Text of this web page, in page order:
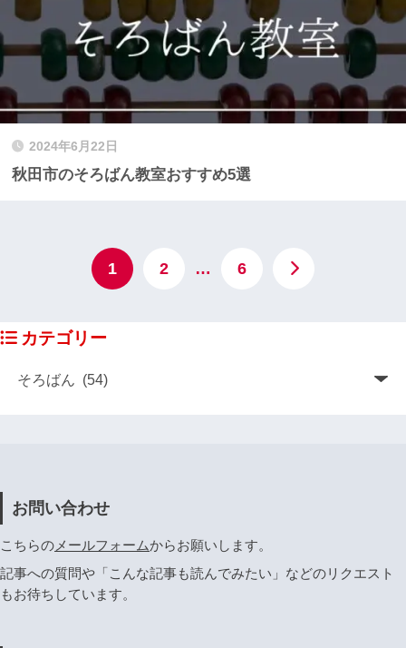
2024年6月22日
秋田市のそろばん教室おすすめ5選
1 2 … 6
カテゴリー
お問い合わせ
こちらのメールフォームからお願いします。
記事への質問や「こんな記事も読んでみたい」などのリクエスト
もお待ちしています。